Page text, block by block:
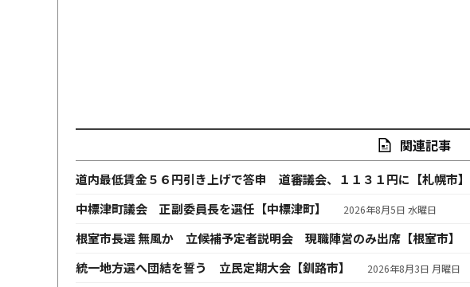
関連記事
道内最低賃金５６円引き上げで答申 道審議会、１１３１円に【札幌市】
中標津町議会 正副委員長を選任【中標津町】 2026年8月5日 水曜日
根室市長選 無風か 立候補予定者説明会 現職陣営のみ出席【根室市】
統一地方選へ団結を誓う 立民定期大会【釧路市】 2026年8月3日 月曜日